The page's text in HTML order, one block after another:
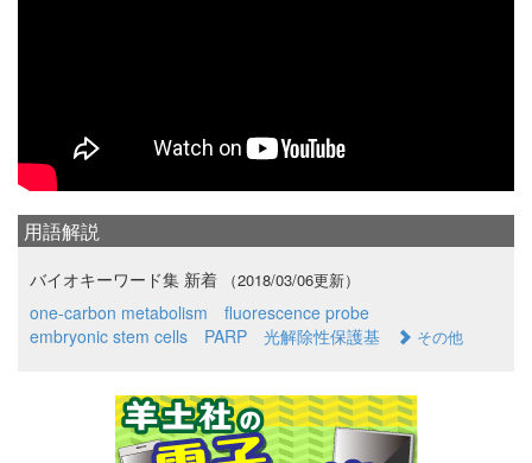
用語解説
バイオキーワード集 新着 （2018/03/06更新）
one-carbon metabolism
fluorescence probe
embryonic stem cells
PARP 光解除性保護基 その他